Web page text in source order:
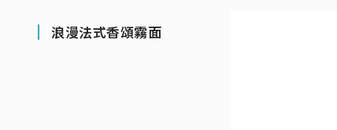
浪漫法式香頌霧面